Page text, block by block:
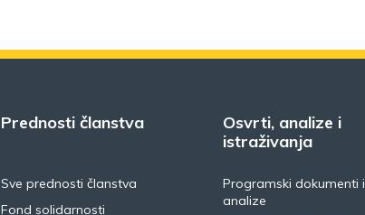
Prednosti članstva
Sve prednosti članstva
Fond solidarnosti
Osvrti, analize i
istraživanja
Programski dokumenti i
analize